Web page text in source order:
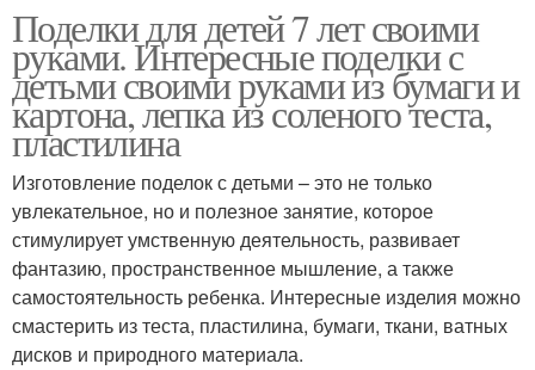
Поделки для детей 7 лет своими
руками. Интересные поделки с
детьми своими руками из бумаги и
картона, лепка из соленого теста,
пластилина
Изготовление поделок с детьми – это не только
увлекательное, но и полезное занятие, которое
стимулирует умственную деятельность, развивает
фантазию, пространственное мышление, а также
самостоятельность ребенка. Интересные изделия можно
смастерить из теста, пластилина, бумаги, ткани, ватных
дисков и природного материала.